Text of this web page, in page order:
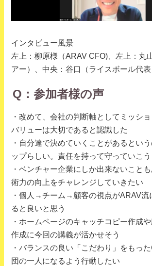
インタビュー風景
左上：柳原様（ARAV CFO)、左上：丸
アー）、中央：谷口（ライスボール代表
Q：参加者様の声
・改めて、会社の判断軸としてミッショ
バリューは大切であると認識した
・自分達で決めていくことがあるとい
ップらしい。責任を持って守っていこう
・ベンチャー企業にしか出来ないこと
術力の向上をチャレンジしていきたい
・個人→チーム→顧客の視点がARAV流
ると良いと思う
・ホームページのキャッチコピー作成
作成に今回の講義が活かせそう
・バランスの良い「こだわり」をもっ
団の一人になるよう行動したい